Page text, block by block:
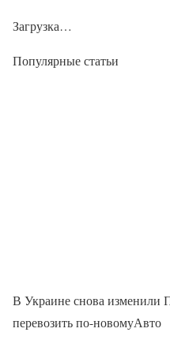
Загрузка…
Популярные статьи
В Украине снова изменили
перевозить по-новомуАвто